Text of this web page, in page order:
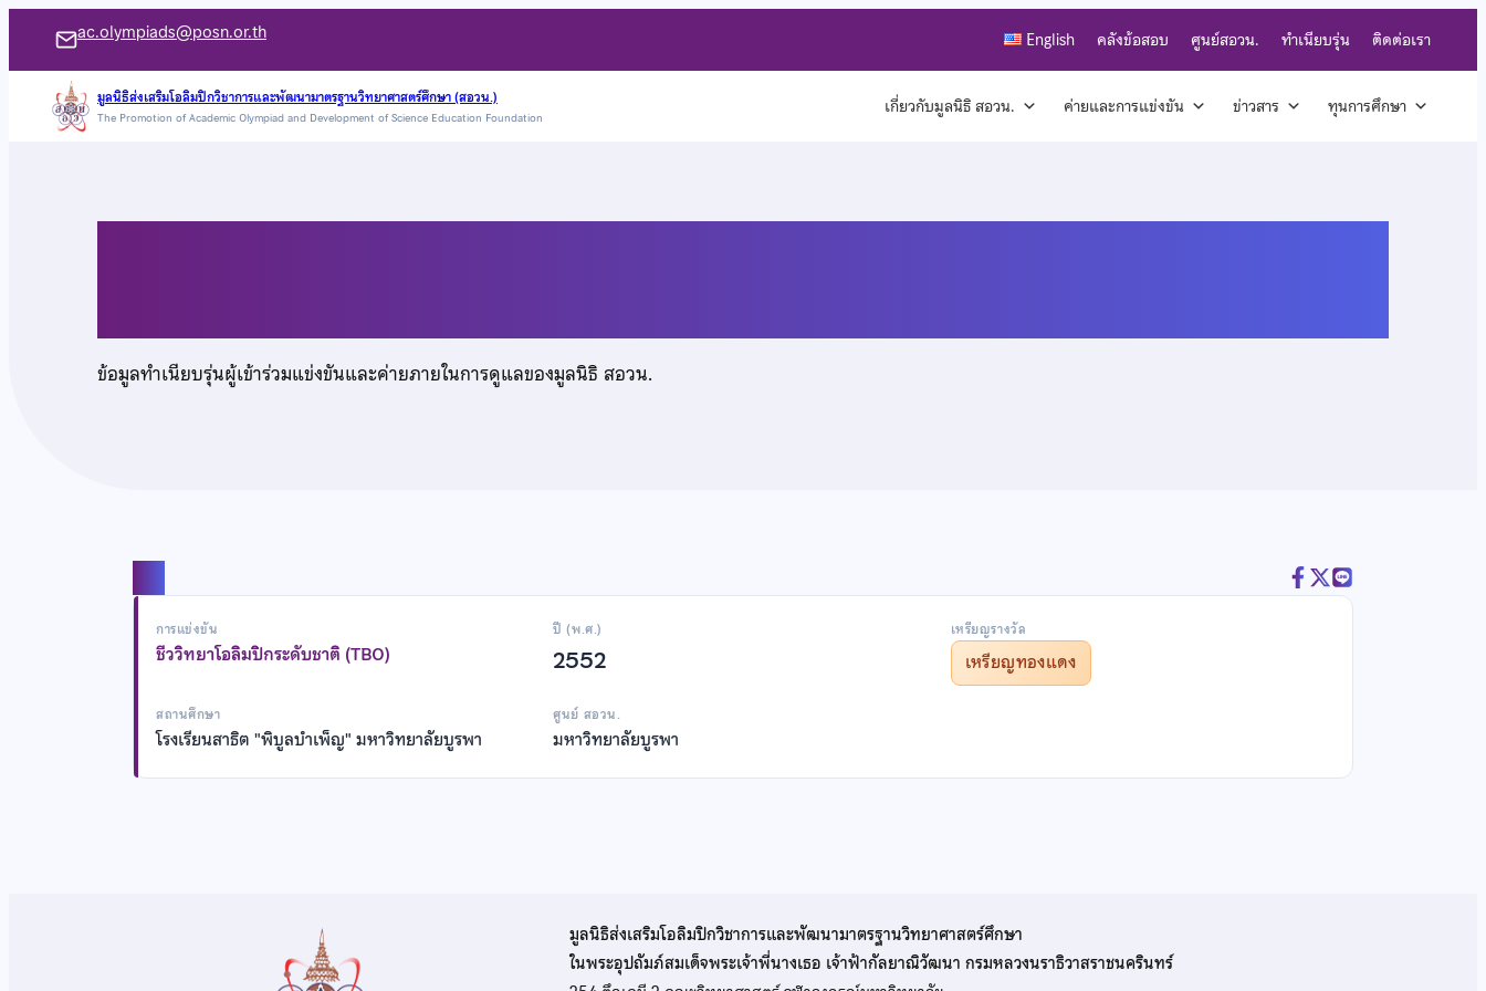
เนื้อหา
ac.olympiads@posn.or.th English คลังข้อสอบ ศูนย์สอวน. ทำเนียบรุ่น ติดต่อเรา
มูลนิธิส่งเสริมโอลิมปิกวิชาการและพัฒนามาตรฐานวิทยาศาสตร์ศึกษา (สอวน.)
The Promotion of Academic Olympiad and Development of Science Education Foundation เกี่ยวกับมูลนิธิ สอวน. ค่ายและการแข่งขัน ข่าวสาร ทุนการศึกษา
ข้อมูลทำเนียบรุ่นผู้เข้าร่วมแข่งขันและค่ายภายในการดูแลของมูลนิธิ สอวน.
การแข่งขัน
ชีววิทยาโอลิมปิกระดับชาติ (TBO)
ปี (พ.ศ.)
2552
เหรียญรางวัล
เหรียญทองแดง
สถานศึกษา
โรงเรียนสาธิต "พิบูลบำเพ็ญ" มหาวิทยาลัยบูรพา
ศูนย์ สอวน.
มหาวิทยาลัยบูรพา
มูลนิธิส่งเสริมโอลิมปิกวิชาการและพัฒนามาตรฐานวิทยาศาสตร์ศึกษา
ในพระอุปถัมภ์สมเด็จพระเจ้าพี่นางเธอ เจ้าฟ้ากัลยาณิวัฒนา กรมหลวงนราธิวาสราชนครินทร์